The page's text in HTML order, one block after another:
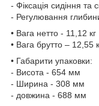
- Фіксація сидіння та
- Регулювання
• Вага нетто - 11,12 кг
• Вага брутто – 12,55
• Габарити упаковки:
- Висота - 654 мм
- Ширина - 308 мм
- довжина - 688 мм